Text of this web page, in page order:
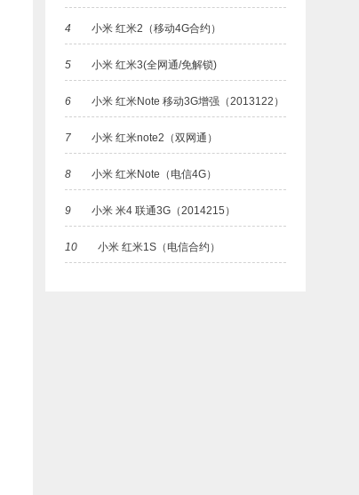
4 小米 红米2（移动4G合约）
5 小米 红米3(全网通/免解锁)
6 小米 红米Note 移动3G增强（2013122）
7 小米 红米note2（双网通）
8 小米 红米Note（电信4G）
9 小米 米4 联通3G（2014215）
10 小米 红米1S（电信合约）